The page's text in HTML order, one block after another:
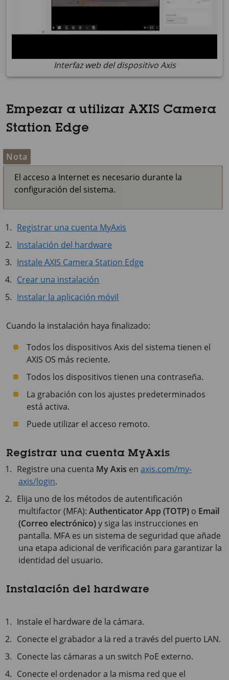
Interfaz web del dispositivo Axis
Empezar a utilizar AXIS Camera
Station Edge
Nota
El acceso a Internet es necesario durante la
configuración del sistema.
Registrar una cuenta MyAxis
Instalación del hardware
Instale AXIS Camera Station Edge
Crear una instalación
Instalar la aplicación móvil
Cuando la instalación haya finalizado:
Todos los dispositivos Axis del sistema tienen el
AXIS OS más reciente.
Todos los dispositivos tienen una contraseña.
La grabación con los ajustes predeterminados
está activa.
Puede utilizar el acceso remoto.
Registrar una cuenta MyAxis
Registre una cuenta My Axis enaxis.com/my-
axis/login.
Elija uno de los métodos de autentificación
multifactor (MFA): Authenticator App (TOTP) o Email
(Correo electrónico)y siga las instrucciones en
pantalla. MFA es un sistema de seguridad que añade
una etapa adicional de verificación para garantizar la
identidad del usuario.
Instalación del hardware
Instale el hardware de la cámara.
Conecte el grabador a la red a través del puerto LAN.
Conecte las cámaras a un switch PoE externo.
Conecte el ordenador a la misma red que el